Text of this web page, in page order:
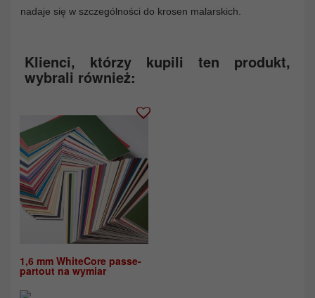
nadaje się w szczególności do krosen malarskich.
Klienci, którzy kupili ten produkt,
wybrali również:
1,6 mm WhiteCore passe-
partout na wymiar